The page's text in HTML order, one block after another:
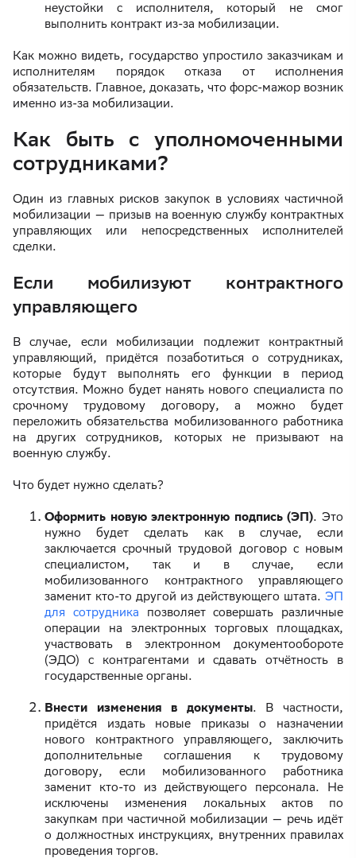
неустойки с исполнителя, который не смог
выполнить контракт из-за мобилизации.
Как можно видеть, государство упростило заказчикам и
исполнителям порядок отказа от исполнения
обязательств. Главное, доказать, что форс-мажор возник
именно из-за мобилизации.
Как быть с уполномоченными
сотрудниками?
Один из главных рисков закупок в условиях частичной
мобилизации — призыв на военную службу контрактных
управляющих или непосредственных исполнителей
сделки.
Если мобилизуют контрактного
управляющего
В случае, если мобилизации подлежит контрактный
управляющий, придётся позаботиться о сотрудниках,
которые будут выполнять его функции в период
отсутствия. Можно будет нанять нового специалиста по
срочному трудовому договору, а можно будет
переложить обязательства мобилизованного работника
на других сотрудников, которых не призывают на
военную службу.
Что будет нужно сделать?
Оформить новую электронную подпись (ЭП). Это
нужно будет сделать как в случае, если
заключается срочный трудовой договор с новым
специалистом, так и в случае, если
мобилизованного контрактного управляющего
заменит кто-то другой из действующего штата. ЭП
для сотрудника позволяет совершать различные
операции на электронных торговых площадках,
участвовать в электронном документообороте
(ЭДО) с контрагентами и сдавать отчётность в
государственные органы.
Внести изменения в документы. В частности,
придётся издать новые приказы о назначении
нового контрактного управляющего, заключить
дополнительные соглашения к трудовому
договору, если мобилизованного работника
заменит кто-то из действующего персонала. Не
исключены изменения локальных актов по
закупкам при частичной мобилизации — речь идёт
о должностных инструкциях, внутренних правилах
проведения торгов.